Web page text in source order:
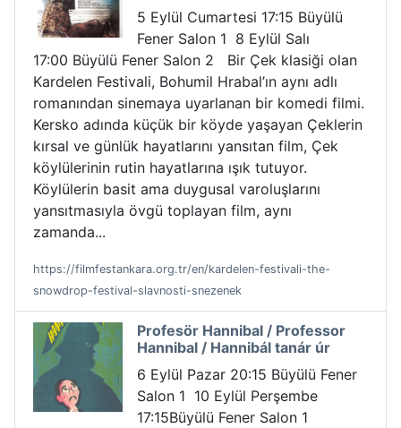
5 Eylül Cumartesi 17:15 Büyülü
Fener Salon 1 8 Eylül Salı
17:00 Büyülü Fener Salon 2 Bir Çek klasiği olan
Kardelen Festivali, Bohumil Hrabal’ın aynı adlı
romanından sinemaya uyarlanan bir komedi filmi.
Kersko adında küçük bir köyde yaşayan Çeklerin
kırsal ve günlük hayatlarını yansıtan film, Çek
köylülerinin rutin hayatlarına ışık tutuyor.
Köylülerin basit ama duygusal varoluşlarını
yansıtmasıyla övgü toplayan film, aynı
zamanda...
https://filmfestankara.org.tr/en/kardelen-festivali-the-
snowdrop-festival-slavnosti-snezenek
Profesör Hannibal / Professor
Hannibal / Hannibál tanár úr
6 Eylül Pazar 20:15 Büyülü Fener
Salon 1 10 Eylül Perşembe
17:15Büyülü Fener Salon 1